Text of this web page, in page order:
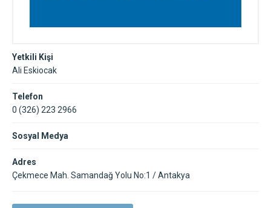
Yetkili Kişi
Ali Eskiocak
Telefon
0 (326) 223 2966
Sosyal Medya
Adres
Çekmece Mah. Samandağ Yolu No:1 / Antakya